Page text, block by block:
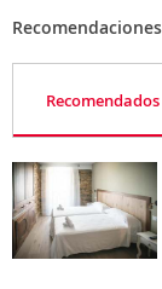
Recomendados